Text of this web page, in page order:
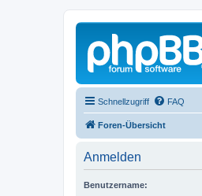
Schnellzugriff FAQ
Foren-Übersicht
Anmelden
Benutzername: